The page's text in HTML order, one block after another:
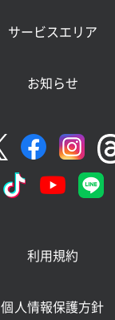
サービスエリア
お知らせ
利用規約
個人情報保護方針